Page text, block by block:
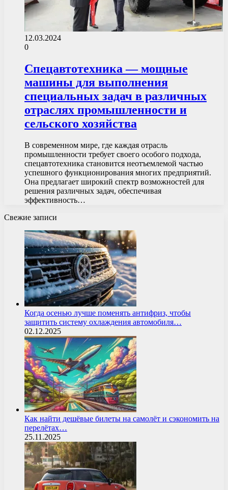
12.03.2024
0
Спецавтотехника — мощные
машины для выполнения
специальных задач в различных
отраслях промышленности и
сельского хозяйства
В современном мире, где каждая отрасль
промышленности требует своего особого подхода,
спецавтотехника становится неотъемлемой частью
успешного функционирования многих предприятий.
Она предлагает широкий спектр возможностей для
решения различных задач, обеспечивая
эффективность…
Свежие записи
Когда осенью лучше поменять антифриз, чтобы
защитить систему охлаждения автомобиля…
02.12.2025
Как найти дешёвые билеты на самолёт и сэкономить на
перелётах…
25.11.2025